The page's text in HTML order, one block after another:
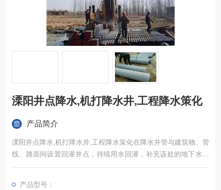
溧阳井点降水,机打降水井,工程降水策化
产品简介
溧阳井点降水,机打降水井,工程降水策化在降水井管与建筑物、管
线、路面间设置回灌井点，持续用水回灌，补充该处的地下水，
使降水井点的影响半径不超过回灌井点的范围，防止回灌井点外
产品型号：